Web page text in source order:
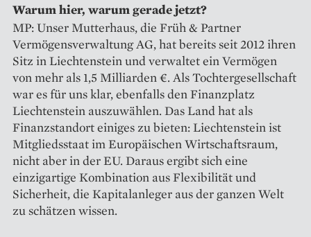
Warum hier, warum gerade jetzt?
MP: Unser Mutterhaus, die Früh & Partner
Vermögensverwaltung AG, hat bereits seit 2012 ihren
Sitz in Liechtenstein und verwaltet ein Vermögen
von mehr als 1,5 Milliarden €. Als Tochtergesellschaft
war es für uns klar, ebenfalls den Finanzplatz
Liechtenstein auszuwählen. Das Land hat als
Finanzstandort einiges zu bieten: Liechtenstein ist
Mitgliedsstaat im Europäischen Wirtschaftsraum,
nicht aber in der EU. Daraus ergibt sich eine
einzigartige Kombination aus Flexibilität und
Sicherheit, die Kapitalanleger aus der ganzen Welt
zu schätzen wissen.